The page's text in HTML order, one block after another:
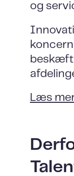
og
Læs